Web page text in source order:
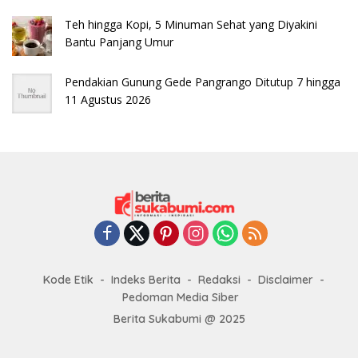
Teh hingga Kopi, 5 Minuman Sehat yang Diyakini
Bantu Panjang Umur
Pendakian Gunung Gede Pangrango Ditutup 7 hingga
11 Agustus 2026
Kode Etik Indeks Berita Redaksi
Disclaimer
Pedoman Media Siber
Berita Sukabumi @ 2025